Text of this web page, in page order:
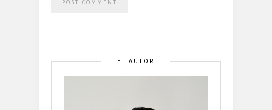
EL AUTOR